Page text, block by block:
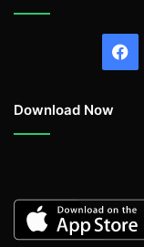
Download Now